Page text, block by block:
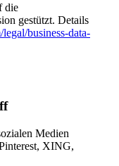
die
gestützt. Details
business-data-
Medien
XING,